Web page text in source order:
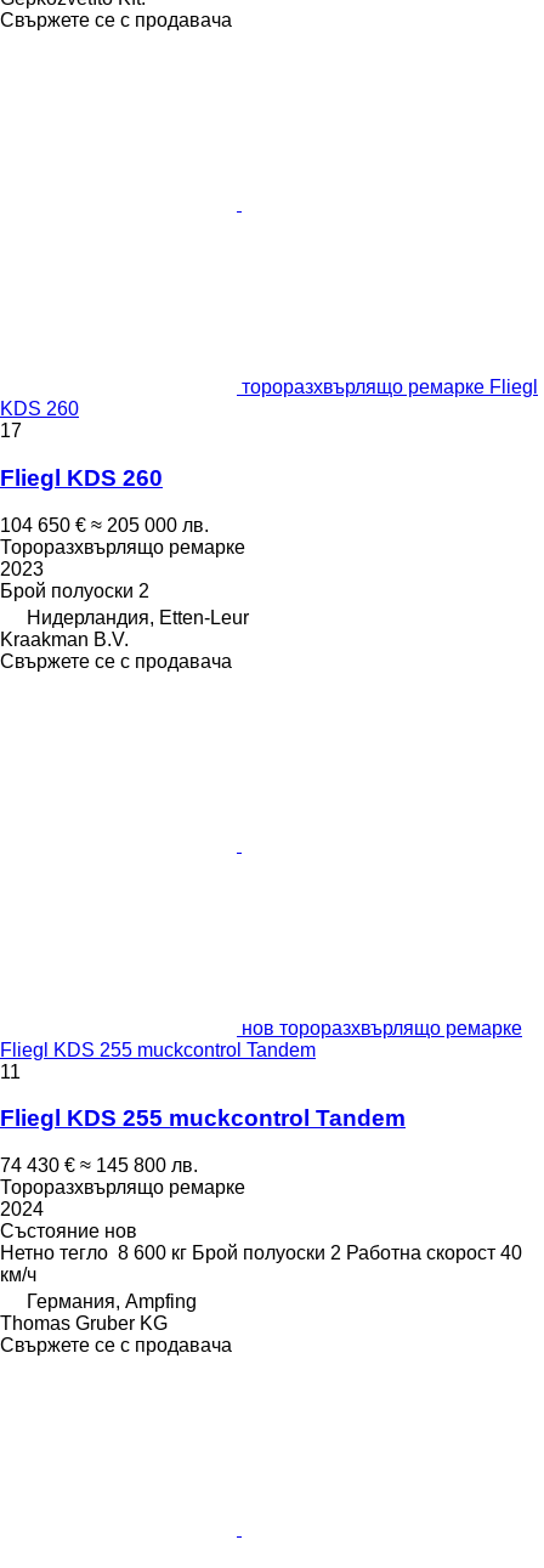
Свържете се с продавача
тороразхвърлящо ремарке Fliegl
KDS 260
17
Fliegl KDS 260
104 650 € ≈ 205 000 лв.
Тороразхвърлящо ремарке
2023
Брой полуоски 2
Нидерландия, Etten-Leur
Kraakman B.V.
Свържете се с продавача
нов тороразхвърлящо ремарке
Fliegl KDS 255 muckcontrol Tandem
11
Fliegl KDS 255 muckcontrol Tandem
74 430 € ≈ 145 800 лв.
Тороразхвърлящо ремарке
2024
Състояние нов
Нетно тегло 8 600 кг Брой полуоски 2 Работна скорост 40
км/ч
Германия, Ampfing
Thomas Gruber KG
Свържете се с продавача